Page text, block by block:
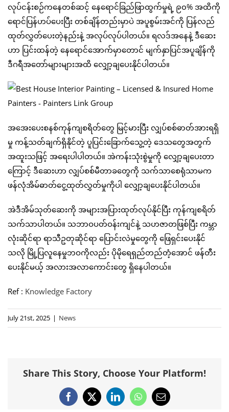
လုပ်ငန်းစဉ်ကနေတစ်ဆင့် နေရောင်ခြည်ဖြာထွက်မှုရဲ့ ၉၀% အထိကို
ရောင်ပြန်ဟပ်ပေးပြီး တစ်ချိန်တည်းမှာပဲ အပူစွမ်းအင်ကို ပြန်လည်
ထုတ်လွှတ်ပေးတဲ့နည်းနဲ့ အလုပ်လုပ်ပါတယ်။ ရလဒ်အနေနဲ့ ဒီဆေး
ဟာ ပြင်းထန်တဲ့ နေရောင်အောက်မှာတောင် မျက်နှာပြင်အပူချိန်ကို
ဒီဂရီအတော်များများအထိ လျှော့ချပေးနိုင်ပါတယ်။
အအေးပေးစနစ်ကုန်ကျစရိတ်တွေ မြင့်မားပြီး လျှပ်စစ်ဓာတ်အားရရှိ
မှု ကန့်သတ်ချက်ရှိနိုင်တဲ့ ပူပြင်းခြောက်သွေ့တဲ့ ဒေသတွေအတွက်
အထူးသဖြင့် အရေးပါပါတယ်။ အဲကန်းသုံးစွဲမှုကို လျှော့ချပေးတာ
ကြောင့် ဒီဆေးဟာ လျှပ်စစ်မီတာခတွေကို သက်သာစေရုံသာမက
ဖန်လုံအိမ်ဓာတ်ငွေ့ထုတ်လွှတ်မှုကိုပါ လျှော့ချပေးနိုင်ပါတယ်။
အဲဒီအိမ်သုတ်ဆေးကို အများအပြားထုတ်လုပ်နိုင်ပြီး ကုန်ကျစရိတ်
သက်သာပါတယ်။ သဘာဝပတ်ဝန်းကျင်နဲ့ သဟဇာတဖြစ်ပြီး ကမ္ဘာ
လုံးဆိုင်ရာ ရာသီဥတုဆိုင်ရာ ပြောင်းလဲမှုတွေကို ဖြေရှင်းပေးနိုင်
သလို မြို့ပြလူနေမှုဘဝကိုလည်း ပိုမိုရေရှည်တည်တံ့အောင် ဖန်တီး
ပေးနိုင်မယ့် အလားအလာကောင်းတွေ ရှိနေပါတယ်။
Ref : Knowledge Factory
July 21st, 2025 | News
Share This Story, Choose Your Platform!
Facebook
X LinkedInWhatsApp
Email